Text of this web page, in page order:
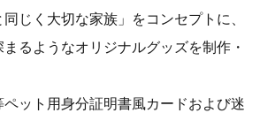
同じく大切な家族」をコンセプトに、
るようなオリジナルグッズを制作・
ット用身分証明書風カードおよび迷